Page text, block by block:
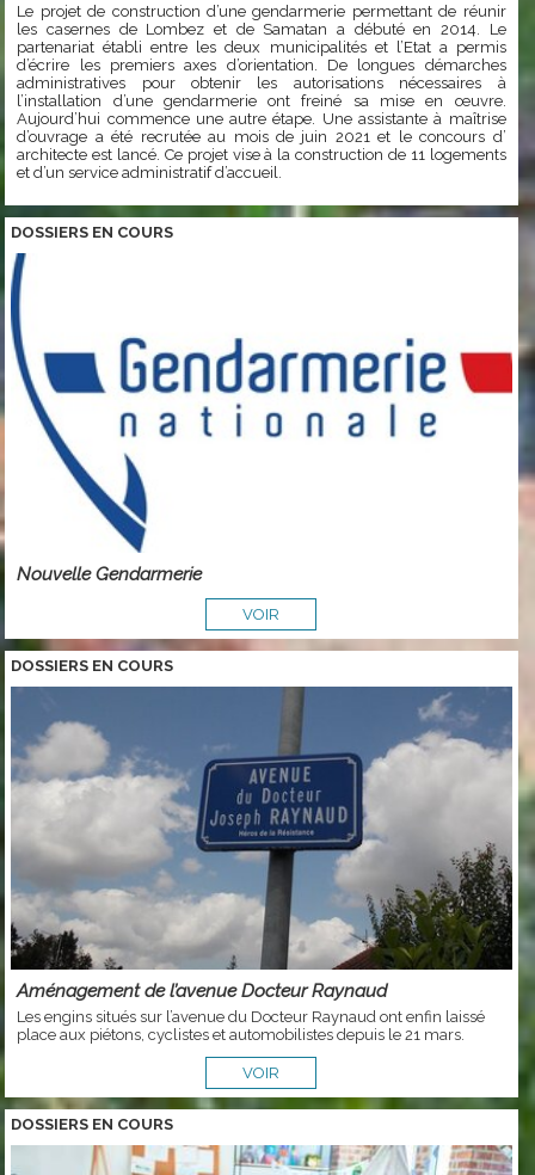
Le projet de construction d’une gendarmerie permettant de réunir
les casernes de Lombez et de Samatan a débuté en 2014. Le
partenariat établi entre les deux municipalités et l’Etat a permis
d’écrire les premiers axes d’orientation. De longues démarches
administratives pour obtenir les autorisations nécessaires à
l’installation d’une gendarmerie ont freiné sa mise en œuvre.
Aujourd’hui commence une autre étape. Une assistante à maîtrise
d’ouvrage a été recrutée au mois de juin 2021 et le concours d’
architecte est lancé. Ce projet vise à la construction de 11 logements
et d’un service administratif d’accueil.
DOSSIERS EN COURS
Nouvelle Gendarmerie
VOIR
DOSSIERS EN COURS
Aménagement de l’avenue Docteur Raynaud
Les engins situés sur l’avenue du Docteur Raynaud ont enfin laissé
place aux piétons, cyclistes et automobilistes depuis le 21 mars.
VOIR
DOSSIERS EN COURS